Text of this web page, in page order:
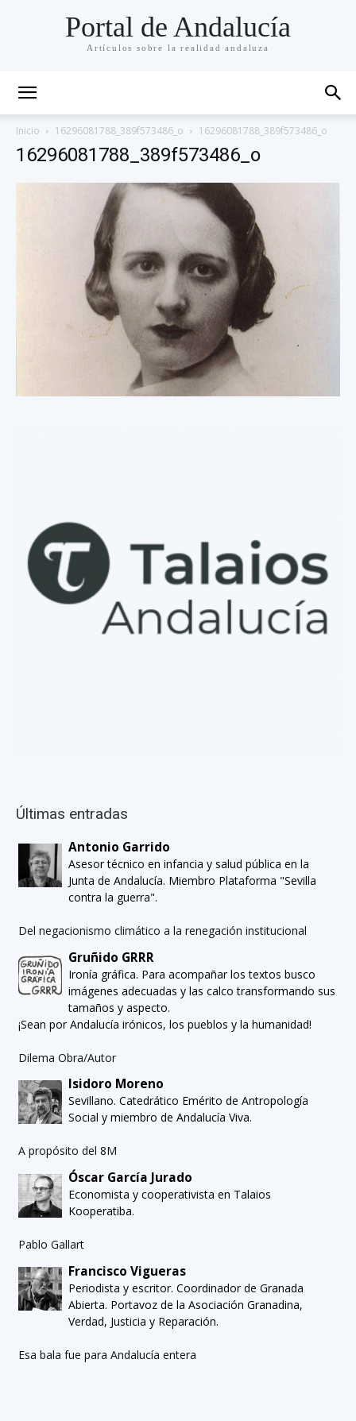
Portal de Andalucía
Artículos sobre la realidad andaluza
Inicio 16296081788_389f573486_o 16296081788_389f573486_o
16296081788_389f573486_o
Últimas entradas
Antonio Garrido
Asesor técnico en infancia y salud pública en la
Junta de Andalucía. Miembro Plataforma "Sevilla
contra la guerra".
Del negacionismo climático a la renegación institucional
Gruñido GRRR
Ironía gráfica. Para acompañar los textos busco
imágenes adecuadas y las calco transformando sus
tamaños y aspecto.
¡Sean por Andalucía irónicos, los pueblos y la humanidad!
Dilema Obra/Autor
Isidoro Moreno
Sevillano. Catedrático Emérito de Antropología
Social y miembro de Andalucía Viva.
A propósito del 8M
Óscar García Jurado
Economista y cooperativista en Talaios
Kooperatiba.
Pablo Gallart
Francisco Vigueras
Periodista y escritor. Coordinador de Granada
Abierta. Portavoz de la Asociación Granadina,
Verdad, Justicia y Reparación.
Esa bala fue para Andalucía entera